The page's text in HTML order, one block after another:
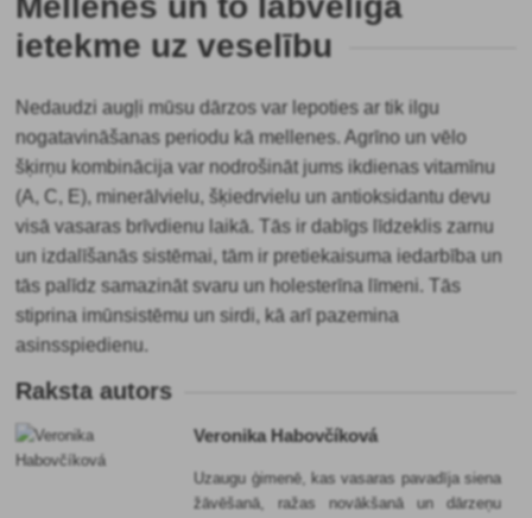
ietekme uz veselību
Nedaudzi augļi mūsu dārzos var lepoties ar tik ilgu
nogatavināšanas periodu kā mellenes. Agrīno un vēlo
šķirņu kombinācija var nodrošināt jums ikdienas vitamīnu
(A, C, E), minerālvielu, šķiedrvielu un antioksidantu devu
visā vasaras brīvdienu laikā. Tās ir dabīgs līdzeklis zarnu
un izdalīšanās sistēmai, tām ir pretiekaisuma iedarbība un
tās palīdz samazināt svaru un holesterīna līmeni. Tās
stiprina imūnsistēmu un sirdi, kā arī pazemina
asinsspiedienu.
Raksta autors
Veronika Habovčíková
Uzaugu ģimenē, kas vasaras pavadīja siena
žāvēšanā, ražas novākšanā un dārzeņu